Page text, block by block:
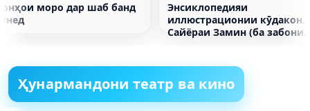
моро дар шаб банд
Энсиклопедияи
иллюстрационии кӯдакон.
Сайёраи Замин (ба забони
Ҳунармандони театр ва кино